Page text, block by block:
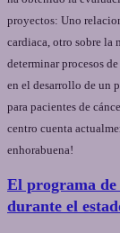
proyectos: Uno
cardiaca, otro sobre la
determinar procesos
en el desarrollo de un
para pacientes de
centro cuenta
enhorabuena!
El programa
durante el